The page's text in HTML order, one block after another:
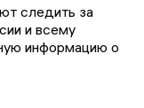
следить за
и всему
информацию о